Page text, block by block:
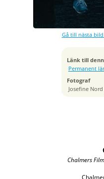
Gå till nästa
Länk till
Permanent
Fotograf
Josefine Nord
f/5.6
Kamera
Canon EOS
Tagen
ISO
320
Brännvidd
38 mm
Chalmers